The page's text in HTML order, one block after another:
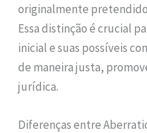
originalmente
Essa distinção é crucial
inicial e suas possíveis
de maneira justa,
jurídica.
Diferenças entre